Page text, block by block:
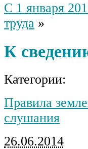
С 1 января
труда »
К
Категории:
Правила
слушания
26.06.2014